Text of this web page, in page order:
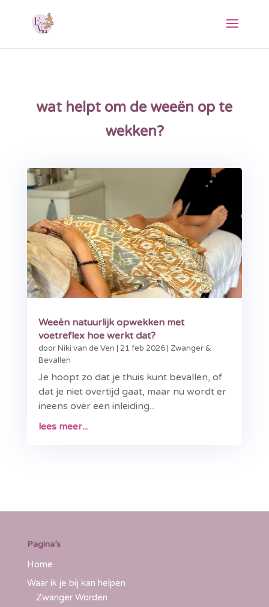
wat helpt om de weeën op te
wekken?
Weeën natuurlijk opwekken met
voetreflex hoe werkt dat?
doorNiki van de Ven | 21 feb 2026| Zwanger &
Bevallen
Je hoopt zo dat je thuis kunt bevallen, of
dat je niet overtijd gaat, maar nu wordt er
ineens over een inleiding...
lees meer...
Pagina’s
Home
Waar ik je bij kan helpen
Zwanger Worden